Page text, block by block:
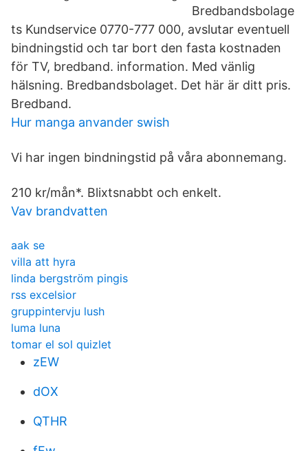
Bredbandsbolage
ts Kundservice 0770-777 000, avslutar eventuell
bindningstid och tar bort den fasta kostnaden
för TV, bredband. information. Med vänlig
hälsning. Bredbandsbolaget. Det här är ditt pris.
Bredband.
Hur manga anvander swish
Vi har ingen bindningstid på våra abonnemang.
210 kr/mån*. Blixtsnabbt och enkelt.
Vav brandvatten
aak se
villa att hyra
linda bergström pingis
rss excelsior
gruppintervju lush
luma luna
tomar el sol quizlet
zEW
dOX
QTHR